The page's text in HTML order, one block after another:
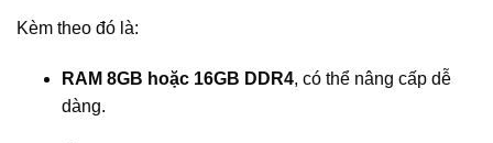
Kèm theo đó là:
RAM 8GB hoặc 16GB DDR4, có thể nâng cấp dễ
dàng.